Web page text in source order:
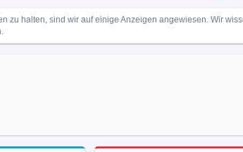
zu halten, sind wir auf einige Anzeigen angewiesen. Wir